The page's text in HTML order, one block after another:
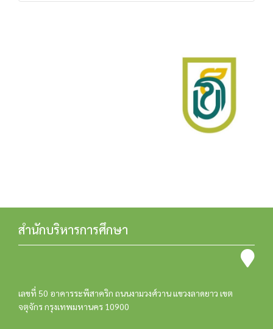
สำนักบริหารการศึกษา
เลขที่ 50 อาคารระพีสาคริก ถนนงามวงศ์วาน แขวงลาดยาว เขต
จตุจักร กรุงเทพมหานคร 10900